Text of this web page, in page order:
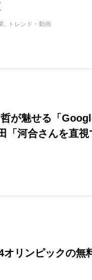
トレンド・動画
が魅せる「
河合さんを直視
オリンピックの無